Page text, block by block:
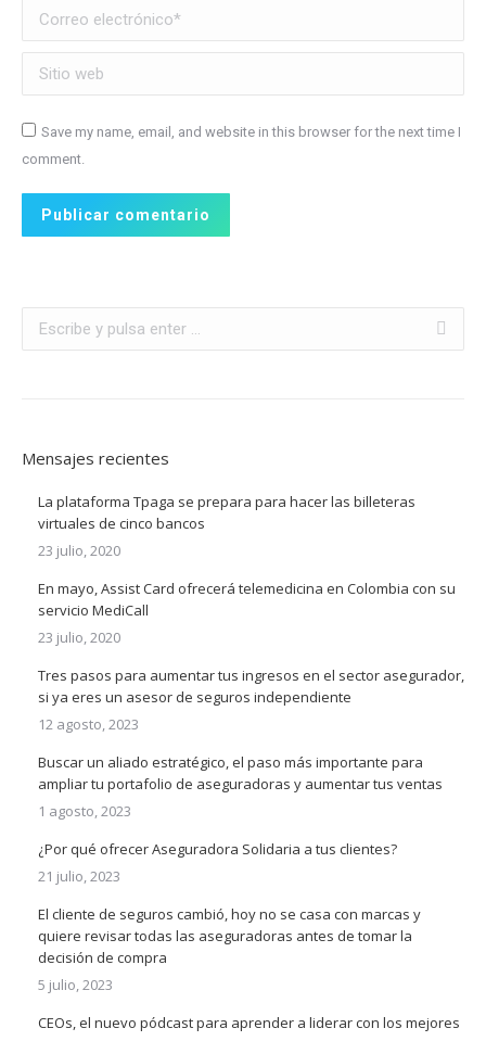
Correo electrónico *
Sitio web
Save my name, email, and website in this browser for the next time I
comment.
Publicar comentario
Buscar:
Mensajes recientes
La plataforma Tpaga se prepara para hacer las billeteras
virtuales de cinco bancos
23 julio, 2020
En mayo, Assist Card ofrecerá telemedicina en Colombia con su
servicio MediCall
23 julio, 2020
Tres pasos para aumentar tus ingresos en el sector asegurador,
si ya eres un asesor de seguros independiente
12 agosto, 2023
Buscar un aliado estratégico, el paso más importante para
ampliar tu portafolio de aseguradoras y aumentar tus ventas
1 agosto, 2023
¿Por qué ofrecer Aseguradora Solidaria a tus clientes?
21 julio, 2023
El cliente de seguros cambió, hoy no se casa con marcas y
quiere revisar todas las aseguradoras antes de tomar la
decisión de compra
5 julio, 2023
CEOs, el nuevo pódcast para aprender a liderar con los mejores